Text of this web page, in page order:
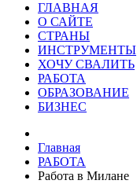
ГЛАВНАЯ
О САЙТЕ
СТРАНЫ
ИНСТРУМЕНТЫ
ХОЧУ СВАЛИТЬ
РАБОТА
ОБРАЗОВАНИЕ
БИЗНЕС
Главная
РАБОТА
Работа в Милане